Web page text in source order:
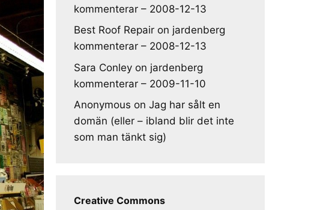
kommenterar – 2008-12-13
Best Roof Repair on jardenberg
kommenterar – 2008-12-13
Sara Conley on jardenberg
kommenterar – 2009-11-10
Anonymous on Jag har sålt en
domän (eller – ibland blir det inte
som man tänkt sig)
Creative Commons